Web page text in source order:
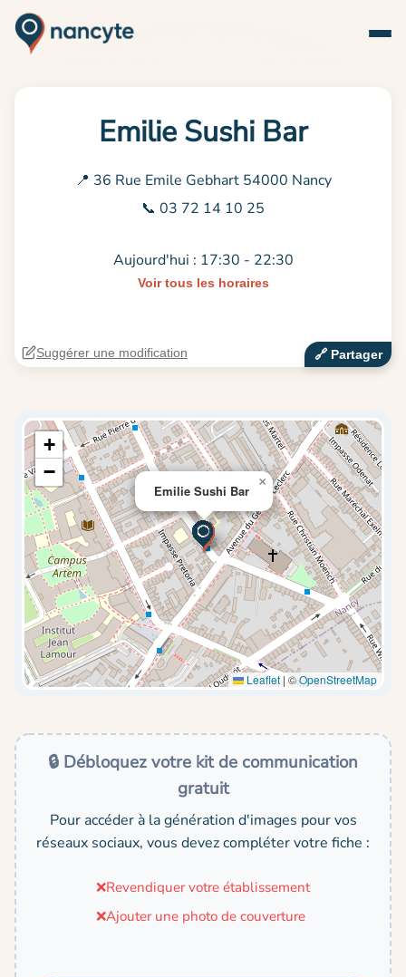
Emilie Sushi Bar
📍 36 Rue Emile Gebhart 54000 Nancy
📞 03 72 14 10 25
Aujourd'hui : 17:30 - 22:30
Voir tous les horaires
🔗‍️ Partager
Suggérer une modification
Emilie Sushi Bar
×
+
−
Leaflet|©OpenStreetMap
🔒 Débloquez votre kit de communication
gratuit
Pour accéder à la génération d'images pour vos
réseaux sociaux, vous devez compléter votre fiche :
❌Revendiquer votre établissement
❌Ajouter une photo de couverture